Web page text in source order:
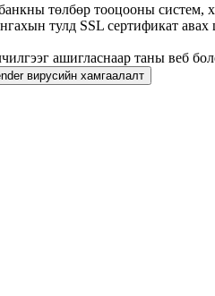
төлбөр тооцооны систем,
тулд SSL сертификат авах
ашигласнаар таны веб
вирусийн хамгаалалт